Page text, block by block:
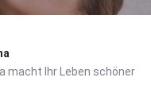
macht Ihr Leben schöner